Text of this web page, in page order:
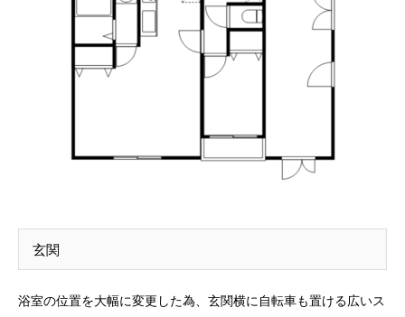
玄関
浴室の位置を大幅に変更した為、玄関横に自転車も置ける広いス